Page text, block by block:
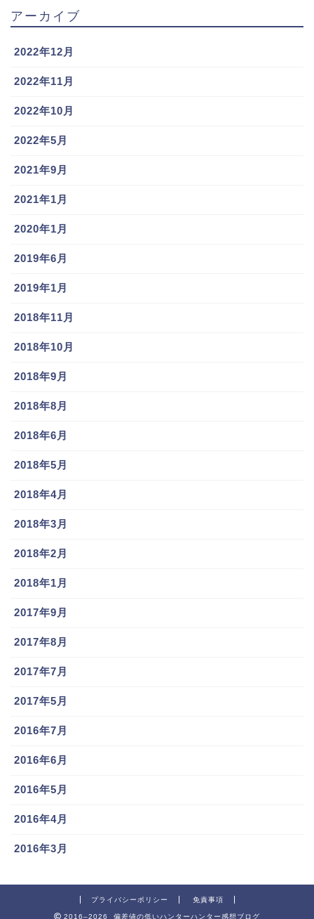
アーカイブ
2022年12月
2022年11月
2022年10月
2022年5月
2021年9月
2021年1月
2020年1月
2019年6月
2019年1月
2018年11月
2018年10月
2018年9月
2018年8月
2018年6月
2018年5月
2018年4月
2018年3月
2018年2月
2018年1月
2017年9月
2017年8月
2017年7月
2017年5月
2016年7月
2016年6月
2016年5月
2016年4月
2016年3月
プライバシーポリシー 免責事項
2016–2026 偏差値の低いハンターハンター感想ブログ